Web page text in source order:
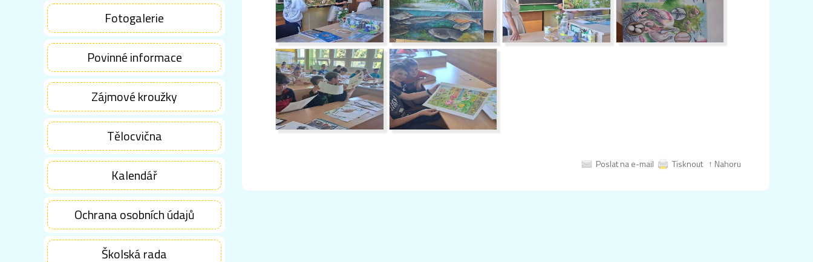
Poslat na e-mail Tisknout ↑ Nahoru
Fotogalerie
Povinné informace
Zájmové kroužky
Tělocvična
Kalendář
Ochrana osobních údajů
Školská rada